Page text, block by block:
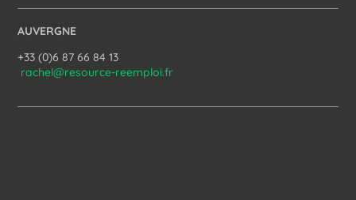
AUVERGNE
+33 (0)6 87 66 84 13
rachel@resource-reemploi.fr